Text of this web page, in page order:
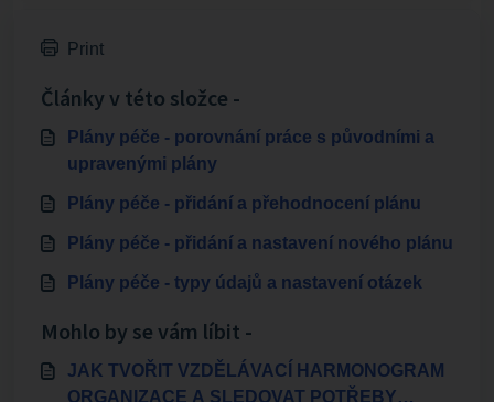
Print
Články v této složce -
Plány péče - porovnání práce s původními a
upravenými plány
Plány péče - přidání a přehodnocení plánu
Plány péče - přidání a nastavení nového plánu
Plány péče - typy údajů a nastavení otázek
Mohlo by se vám líbit -
JAK TVOŘIT VZDĚLÁVACÍ HARMONOGRAM
ORGANIZACE A SLEDOVAT POTŘEBY